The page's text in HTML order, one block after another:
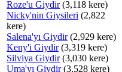
Roze'u Giydir(3,118 kere)
Nicky'nin Giysileri (2,822
kere)
Salena'yı Giydir(2,929 kere)
Keny'i Giydir(3,319 kere)
Silviya Giydir(3,030 kere)
Uma'yı Giydir(3,528 kere)